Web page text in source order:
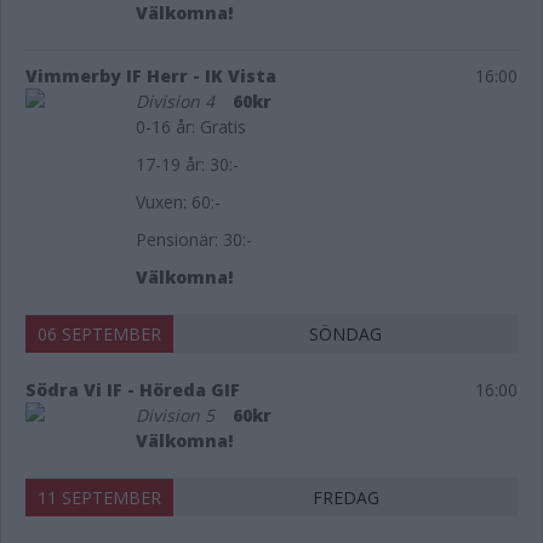
Välkomna!
Vimmerby IF Herr - IK Vista
16:00
Division 4
60kr
0-16 år: Gratis
17-19 år: 30:-
Vuxen: 60:-
Pensionär: 30:-
Välkomna!
06 SEPTEMBER SÖNDAG
Södra Vi IF - Höreda GIF
16:00
Division 5
60kr
Välkomna!
11 SEPTEMBER FREDAG